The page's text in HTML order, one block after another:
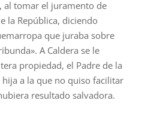
al tomar el juramento de
la República, diciendo
que juraba sobre
A Caldera se le
propiedad, el Padre de la
a la que no quiso facilitar
resultado salvadora.